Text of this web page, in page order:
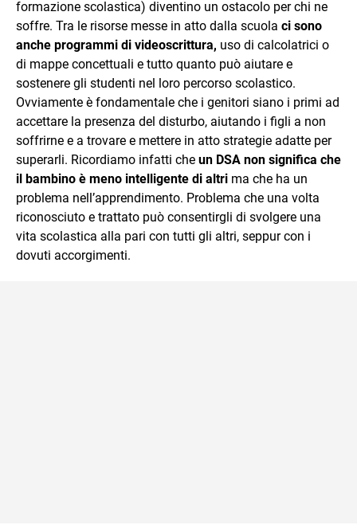
formazione scolastica) diventino un ostacolo per chi ne
soffre. Tra le risorse messe in atto dalla scuola ci sono
anche programmi di videoscrittura, uso di calcolatrici o
di mappe concettuali e tutto quanto può aiutare e
sostenere gli studenti nel loro percorso scolastico.
Ovviamente è fondamentale che i genitori siano i primi ad
accettare la presenza del disturbo, aiutando i figli a non
soffrirne e a trovare e mettere in atto strategie adatte per
superarli. Ricordiamo infatti che un DSA non significa che
il bambino è meno intelligente di altri ma che ha un
problema nell’apprendimento. Problema che una volta
riconosciuto e trattato può consentirgli di svolgere una
vita scolastica alla pari con tutti gli altri, seppur con i
dovuti accorgimenti.